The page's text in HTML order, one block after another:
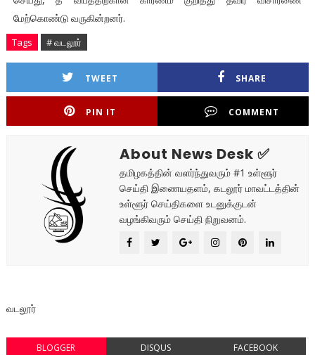
மேற்கொண்டு வருகின்றனர்.
Tags # வடலூர்
TWEET SHARE
PIN IT COMMENT
About News Desk ✅
தமிழகத்தின் வளர்ந்துவரும் #1 உள்ளூர்
செய்தி இணையதளம், கடலூர் மாவட்டத்தின்
உள்ளூர் செய்திகளை உடனுக்குடன்
வழங்கிவரும் செய்தி நிறுவனம்.
வடலூர்
BLOGGER DISQUS FACEBOOK